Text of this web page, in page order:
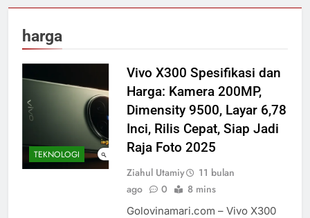
harga
TEKNOLOGI
Vivo X300 Spesifikasi dan
Harga: Kamera 200MP,
Dimensity 9500, Layar 6,78
Inci, Rilis Cepat, Siap Jadi
Raja Foto 2025
Ziahul Utamiy
11 bulan
ago
0 8 mins
Golovinamari.com – Vivo X300